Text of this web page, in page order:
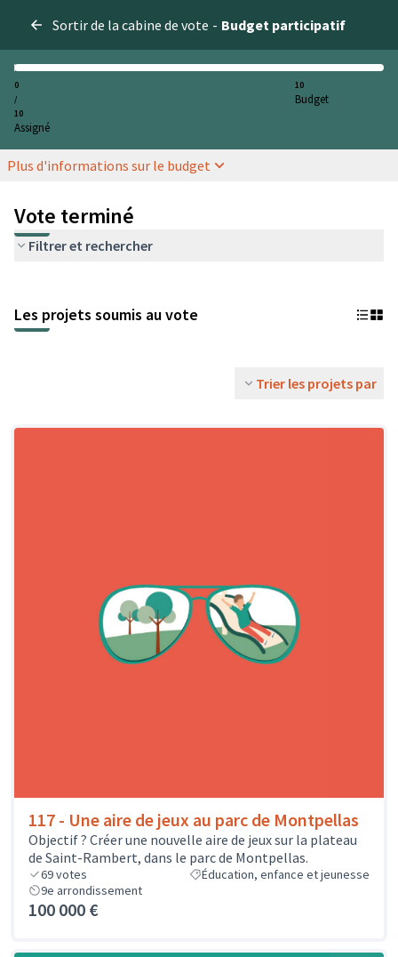
Sortir de la cabine de vote - Budget participatif
0
/
10
Assigné
10
Budget
Plus d'informations sur le budget
Vote terminé
Filtrer et rechercher
Les projets soumis au vote
Trier les projets par
117 - Une aire de jeux au parc de Montpellas
Objectif ? Créer une nouvelle aire de jeux sur la plateau
de Saint-Rambert, dans le parc de Montpellas.
69votes
Éducation, enfance et jeunesse
9e arrondissement
100 000 €